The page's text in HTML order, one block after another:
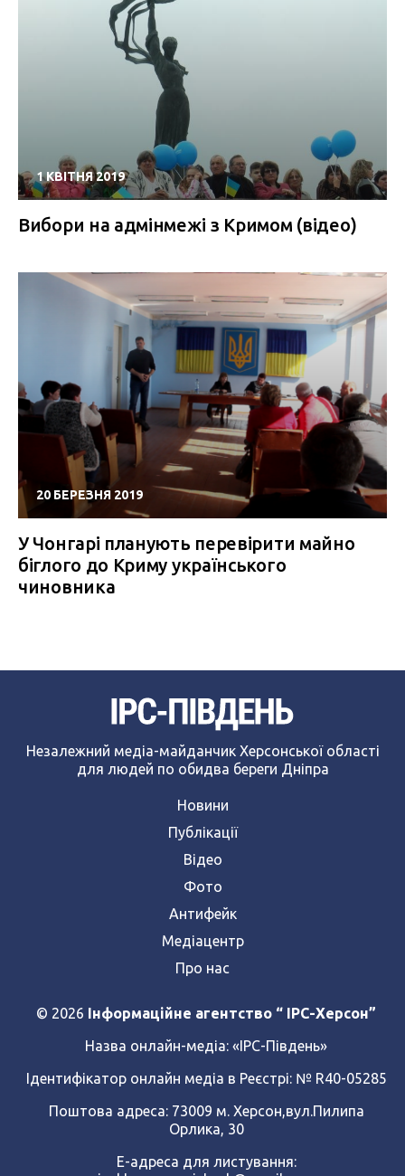
1 КВІТНЯ 2019
Вибори на адмінмежі з Кримом (відео)
20 БЕРЕЗНЯ 2019
У Чонгарі планують перевірити майно
біглого до Криму українського
чиновника
Незалежний медіа-майданчик Херсонської області
для людей по обидва береги Дніпра
Новини
Публікації
Відео
Фото
Антифейк
Медіацентр
Про нас
© 2026 Інформаційне агентство “ IPC-Херсон”
Назва онлайн-медіа: «ІРС-Південь»
Ідентифікатор онлайн медіа в Реєстрі: № R40-05285
Поштова адреса: 73009 м. Херсон,вул.Пилипа
Орлика, 30
Е-адреса для листування: